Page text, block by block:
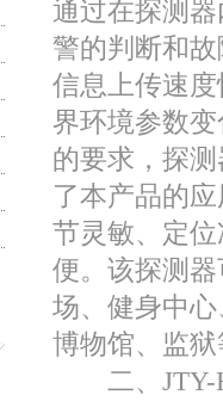
通过在探测
警的判断和
信息上传速
界环境参数
的要求，探
了本产品的
节灵敏、定
便。该探测
场、健身中
博物馆、监
二、JTY-